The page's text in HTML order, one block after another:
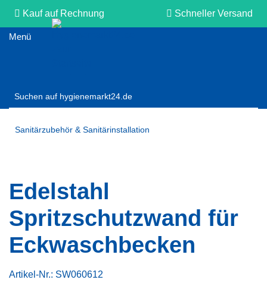
Kauf auf Rechnung Schneller Versand
Sanitärzubehör & Sanitärinstallation
Edelstahl
Spritzschutzwand für
Eckwaschbecken
Artikel-Nr.: SW060612